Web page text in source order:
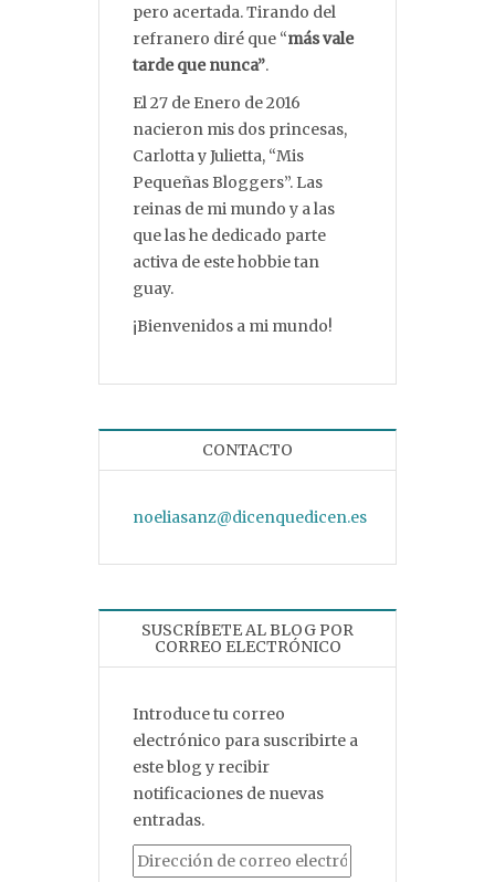
pero acertada. Tirando del
refranero diré que “más vale
tarde que nunca”.
El 27 de Enero de 2016
nacieron mis dos princesas,
Carlotta y Julietta, “Mis
Pequeñas Bloggers”. Las
reinas de mi mundo y a las
que las he dedicado parte
activa de este hobbie tan
guay.
¡Bienvenidos a mi mundo!
CONTACTO
noeliasanz@dicenquedicen.es
SUSCRÍBETE AL BLOG POR
CORREO ELECTRÓNICO
Introduce tu correo
electrónico para suscribirte a
este blog y recibir
notificaciones de nuevas
entradas.
Dirección de correo electrónico